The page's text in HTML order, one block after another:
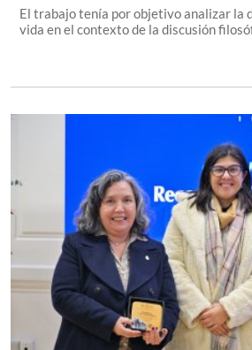
El trabajo tenía por objetivo analizar la
vida en el contexto de la discusión